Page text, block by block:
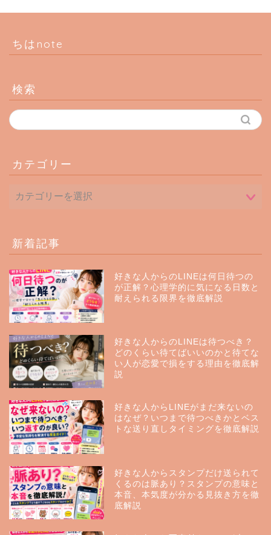
ちはnote
検索
カテゴリー
新着記事
好きな人からのLINEは何日待つの
が正解？心理学的に気になる日数と
耐えられる限界を徹底解説
好きな人からのLINEは待つべき？
どのくらい待てばいいのかと待てな
い人が恋愛で損をする理由を徹底解
説
好きな人からLINEがまだ来ないの
はなぜ？いつまで待つべきかとベス
トな送り直しタイミングを徹底解説
好きな人からスタンプだけ送られて
くるのは脈あり？スタンプの意味と
本音、本気度が分かる見抜き方を徹
底解説